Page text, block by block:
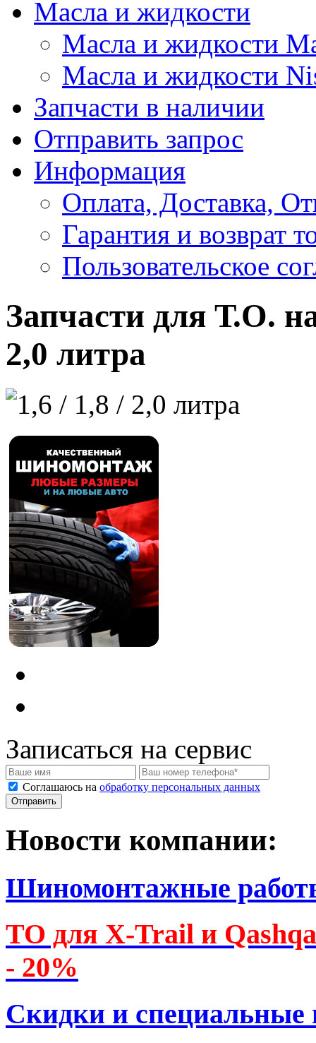
Масла и жидкости
Масла и жидкости
Масла и жидкости
Запчасти в наличии
Отправить запрос
Информация
Оплата, Доставка,
Гарантия и возврат
Пользовательское
Запчасти для Т.О.
2,0 литра
Записаться на сервис
Соглашаюсь на обработку персональных данных
Новости компании:
Шиномонтажные
ТО для X-Trail и
- 20%
Скидки и специальные